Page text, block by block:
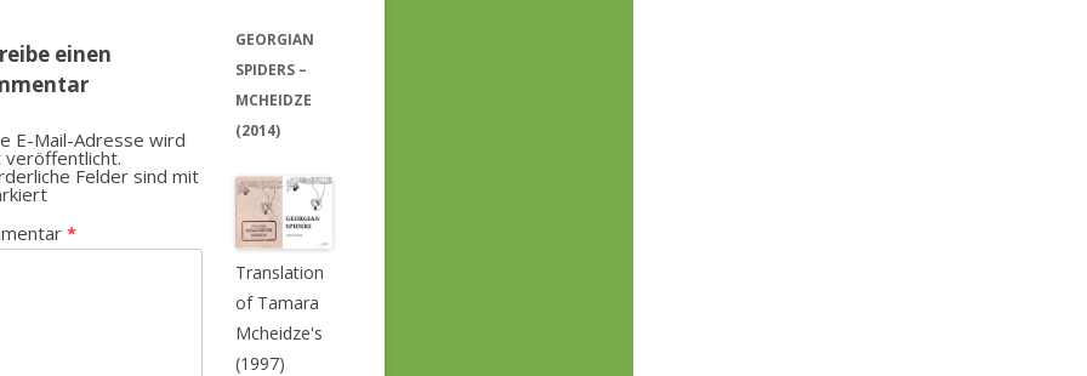
einen
E-Mail-Adresse wird
veröffentlicht.
Felder sind mit
*
GEORGIAN
SPIDERS –
MCHEIDZE
(2014)
Translation
of Tamara
Mcheidze's
(1997)